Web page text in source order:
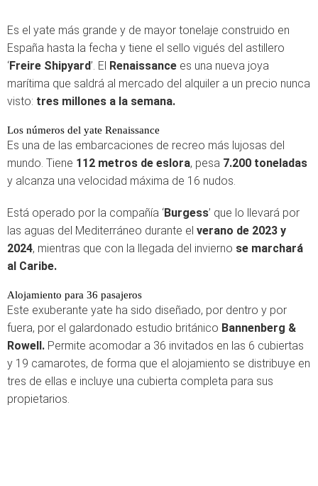
Es el yate más grande y de mayor tonelaje construido en
España hasta la fecha y tiene el sello vigués del astillero
‘Freire Shipyard’. El Renaissance es una nueva joya
marítima que saldrá al mercado del alquiler a un precio nunca
visto: tres millones a la semana.
Los números del yate Renaissance
Es una de las embarcaciones de recreo más lujosas del
mundo. Tiene 112 metros de eslora, pesa 7.200 toneladas
y alcanza una velocidad máxima de 16 nudos.
Está operado por la compañía ‘Burgess’ que lo llevará por
las aguas del Mediterráneo durante el verano de 2023 y
2024, mientras que con la llegada del invierno se marchará
al Caribe.
Alojamiento para 36 pasajeros
Este exuberante yate ha sido diseñado, por dentro y por
fuera, por el galardonado estudio británico Bannenberg &
Rowell. Permite acomodar a 36 invitados en las 6 cubiertas
y 19 camarotes, de forma que el alojamiento se distribuye en
tres de ellas e incluye una cubierta completa para sus
propietarios.